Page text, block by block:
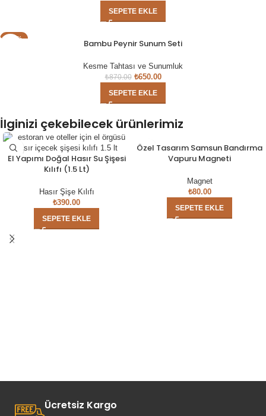
SEPETE EKLE
- 25% Bambu Peynir Sunum Seti
Kesme Tahtası ve Sunumluk
₺870.00 ₺650.00
SEPETE EKLE
İlginizi çekebilecek ürünlerimiz
El Yapımı Doğal Hasır Su Şişesi
Kılıfı (1.5 Lt)
Hasır Şişe Kılıfı
₺390.00
SEPETE EKLE
Özel Tasarım Samsun Bandırma
Vapuru Magneti
Magnet
₺80.00
SEPETE EKLE
Ücretsiz Kargo